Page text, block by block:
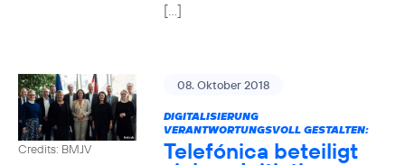
[…]
Credits: BMJV
08. Oktober 2018
DIGITALISIERUNG
VERANTWORTUNGSVOLL GESTALTEN:
Telefónica beteiligt